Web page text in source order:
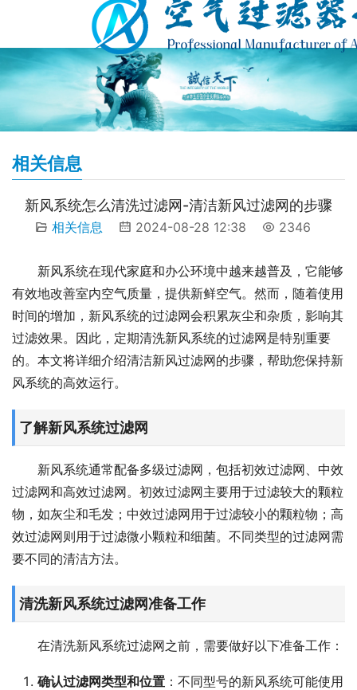
相关信息
新风系统怎么清洗过滤网-清洁新风过滤网的步骤
相关信息 2024-08-28 12:38 2346
新风系统在现代家庭和办公环境中越来越普及，它能够
有效地改善室内空气质量，提供新鲜空气。然而，随着使用
时间的增加，新风系统的过滤网会积累灰尘和杂质，影响其
过滤效果。因此，定期清洗新风系统的过滤网是特别重要
的。本文将详细介绍清洁新风过滤网的步骤，帮助您保持新
风系统的高效运行。
了解新风系统过滤网
新风系统通常配备多级过滤网，包括初效过滤网、中效
过滤网和高效过滤网。初效过滤网主要用于过滤较大的颗粒
物，如灰尘和毛发；中效过滤网用于过滤较小的颗粒物；高
效过滤网则用于过滤微小颗粒和细菌。不同类型的过滤网需
要不同的清洁方法。
清洗新风系统过滤网准备工作
在清洗新风系统过滤网之前，需要做好以下准备工作：
确认过滤网类型和位置 ：不同型号的新风系统可能使用